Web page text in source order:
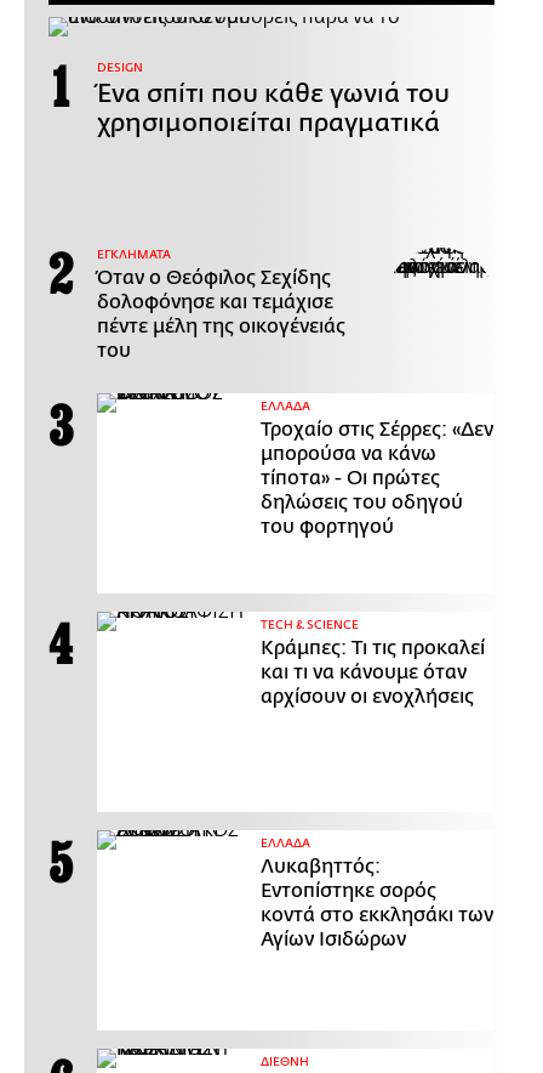
DESIGN
Ένα σπίτι που κάθε γωνιά του
χρησιμοποιείται πραγματικά
ΕΓΚΛΗΜΑΤΑ
Όταν ο Θεόφιλος Σεχίδης
δολοφόνησε και τεμάχισε
πέντε μέλη της οικογένειάς
του
ΕΛΛΑΔΑ
Τροχαίο στις Σέρρες: «Δεν
μπορούσα να κάνω
τίποτα» - Οι πρώτες
δηλώσεις του οδηγού
του φορτηγού
ΤECH & SCIENCE
Κράμπες: Τι τις προκαλεί
και τι να κάνουμε όταν
αρχίσουν οι ενοχλήσεις
ΕΛΛΑΔΑ
Λυκαβηττός:
Εντοπίστηκε σορός
κοντά στο εκκλησάκι των
Αγίων Ισιδώρων
ΔΙΕΘΝΗ